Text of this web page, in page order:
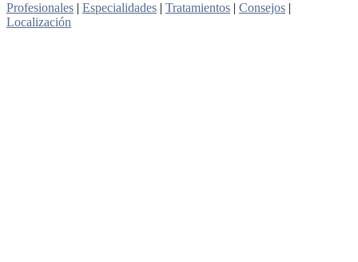
Profesionales | Especialidades | Tratamientos | Consejos |
Localización